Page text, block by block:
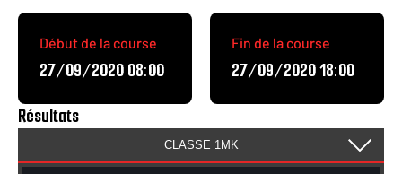
Début de la course
27/09/2020 08:00
Fin de la course
27/09/2020 18:00
Résultats